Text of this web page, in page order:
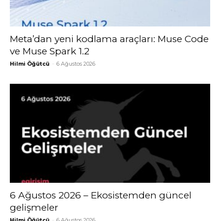
Meta’dan yeni kodlama araçları: Muse Code
ve Muse Spark 1.2
Hilmi Öğütcü - 6 Ağustos 2026
6 Ağustos 2026 – Ekosistemden güncel
gelişmeler